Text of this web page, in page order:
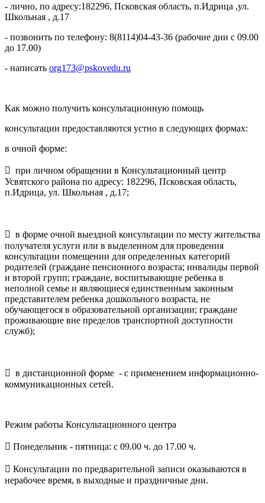
- лично, по адресу:182296, Псковская область, п.Идрица ,ул.
Школьная , д.17
- позвонить по телефону: 8(8114)04-43-36 (рабочие дни с 09.00
до 17.00)
- написать org173@pskovedu.ru
Как можно получить консультационную помощь
консультации предоставляются устно в следующих формах:
в очной форме:
 при личном обращении в Консультационный центр
Усвятского района по адресу: 182296, Псковская область,
п.Идрица, ул. Школьная , д.17;
 в форме очной выездной консультации по месту жительства
получателя услуги или в выделенном для проведения
консультации помещении для определенных категорий
родителей (граждане пенсионного возраста; инвалиды первой
и второй групп; граждане, воспитывающие ребенка в
неполной семье и являющиеся единственным законным
представителем ребенка дошкольного возраста, не
обучающегося в образовательной организации; граждане
проживающие вне пределов транспортной доступности
служб);
 в дистанционной форме - с применением информационно-
коммуникационных сетей.
Режим работы Консультационного центра
 Понедельник - пятница: с 09.00 ч. до 17.00 ч.
 Консультации по предварительной записи оказываются в
нерабочее время, в выходные и праздничные дни.